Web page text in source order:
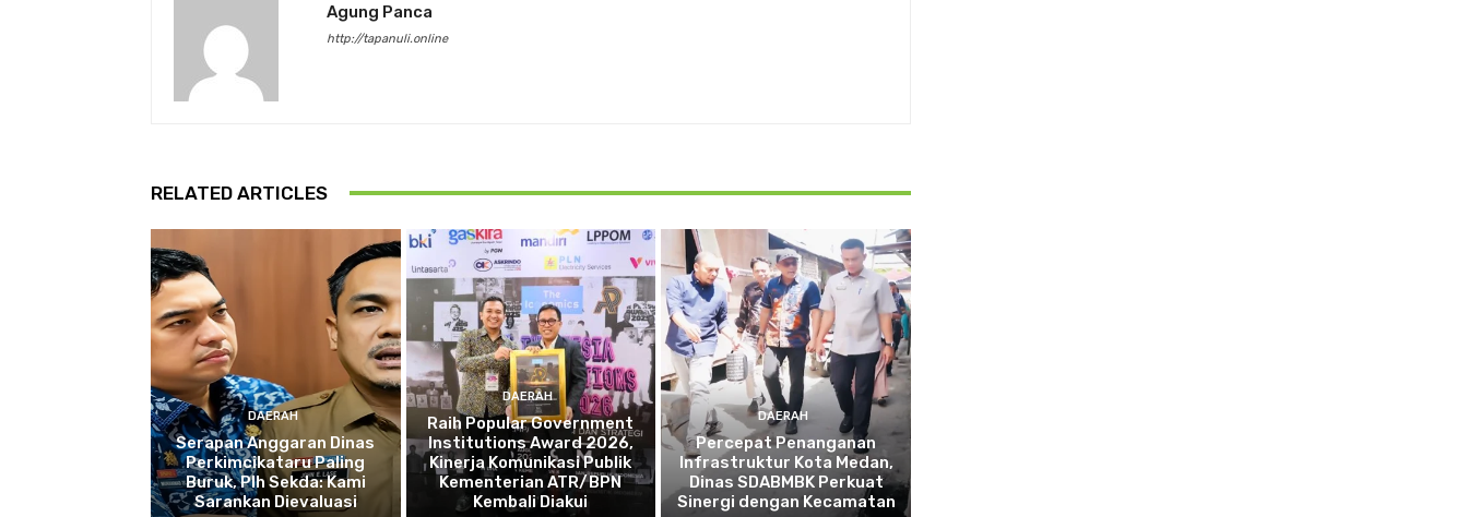
Agung Panca
http://tapanuli.online
RELATED ARTICLES
DAERAH
Serapan Anggaran Dinas
Perkimcikataru Paling
Buruk, Plh Sekda: Kami
Sarankan Dievaluasi
DAERAH
Raih Popular Government
Institutions Award 2026,
Kinerja Komunikasi Publik
Kementerian ATR/BPN
Kembali Diakui
DAERAH
Percepat Penanganan
Infrastruktur Kota Medan,
Dinas SDABMBK Perkuat
Sinergi dengan Kecamatan